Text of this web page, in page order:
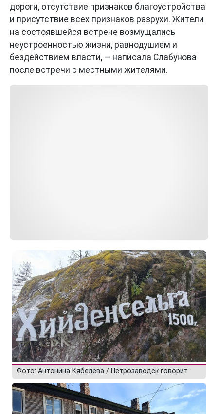
дороги, отсутствие признаков благоустройства
и присутствие всех признаков разрухи. Жители
на состоявшейся встрече возмущались
неустроенностью жизни, равнодушием и
бездействием власти, — написала Слабунова
после встречи с местными жителями.
Фото: Антонина Кябелева / Петрозаводск говорит